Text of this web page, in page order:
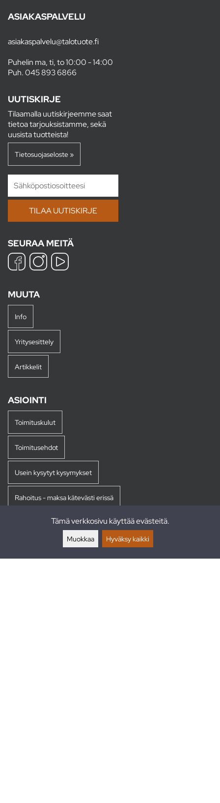
ASIAKASPALVELU
asiakaspalvelu@talotuote.fi
Puhelin ma, ti, to 10:00 - 14:00
Puh.045 893 6866
UUTISKIRJE
Tilaamalla uutiskirjeemme saat
tietoa tarjouksistamme, sekä
uusista tuotteista!
Tietosuojaseloste »
SEURAA MEITÄ
MUUTA
Info
Yritysesittely
Artikkelit
ASIOINTI
Toimituskulut
Toimitusehdot
Usein kysytyt kysymykset
Rahoitus - maksa kätevästi erissä
Tämä verkkosivu käyttää evästeitä.
Muokkaa Hyväksy kaikki